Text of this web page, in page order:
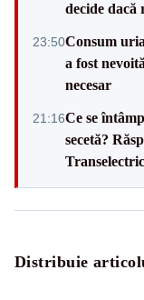
decide
23:50Consum
a fost
necesar
21:16Ce se
secetă?
Distribuie